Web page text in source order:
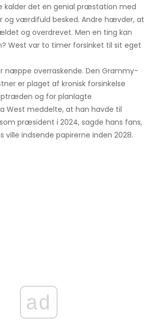
kalder det en genial præstation med
og værdifuld besked. Andre hævder, at
og overdrevet. Men en ting kan
West var to timer forsinket til sit eget
næppe overraskende. Den Grammy-
er plaget af kronisk forsinkelse
og for planlagte
West meddelte, at han havde til
præsident i 2024, sagde hans fans,
ville indsende papirerne inden 2028.
ad